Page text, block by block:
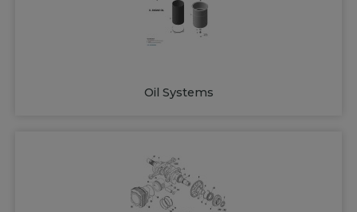
Oil Systems